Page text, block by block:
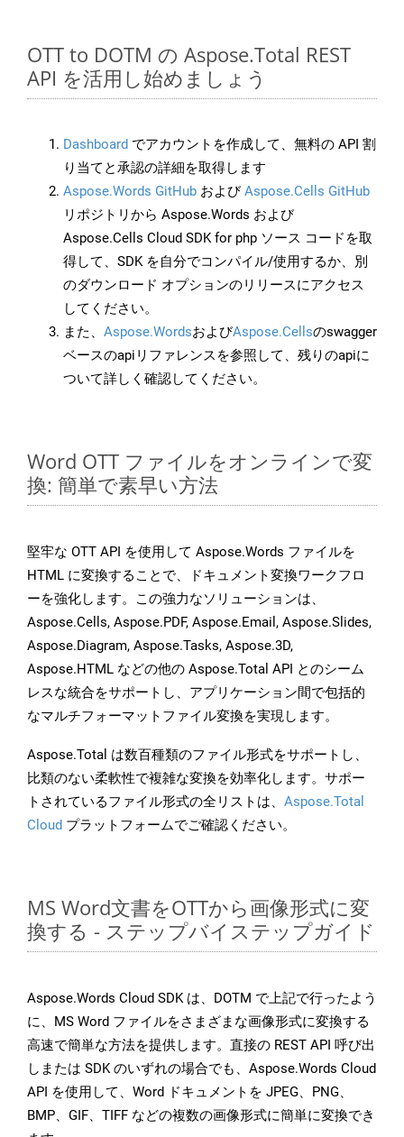
OTT to DOTM の Aspose.Total REST
API を活用し始めましょう
Dashboard でアカウントを作成して、無料の API 割
り当てと承認の詳細を取得します
Aspose.Words GitHub およびAspose.Cells GitHub
リポジトリから Aspose.Words および
Aspose.Cells Cloud SDK for php ソース コードを取
得して、SDK を自分でコンパイル/使用するか、別
のダウンロード オプションのリリースにアクセス
してください。
また、 Aspose.WordsおよびAspose.Cellsのswagger
ベースのapiリファレンスを参照して、残りのapiに
ついて詳しく確認してください。
Word OTT ファイルをオンラインで変
換: 簡単で素早い方法
堅牢な OTT API を使用して Aspose.Words ファイルを
HTML に変換することで、ドキュメント変換ワークフロ
ーを強化します。この強力なソリューションは、
Aspose.Cells, Aspose.PDF, Aspose.Email, Aspose.Slides,
Aspose.Diagram, Aspose.Tasks, Aspose.3D,
Aspose.HTML などの他の Aspose.Total API とのシーム
レスな統合をサポートし、アプリケーション間で包括的
なマルチフォーマットファイル変換を実現します。
Aspose.Total は数百種類のファイル形式をサポートし、
比類のない柔軟性で複雑な変換を効率化します。サポー
トされているファイル形式の全リストは、 Aspose.Total
Cloud プラットフォームでご確認ください。
MS Word文書をOTTから画像形式に変
換する - ステップバイステップガイド
Aspose.Words Cloud SDK は、DOTM で上記で行ったよう
に、MS Word ファイルをさまざまな画像形式に変換する
高速で簡単な方法を提供します。直接の REST API 呼び出
しまたは SDK のいずれの場合でも、Aspose.Words Cloud
API を使用して、Word ドキュメントを JPEG、PNG、
BMP、GIF、TIFF などの複数の画像形式に簡単に変換でき